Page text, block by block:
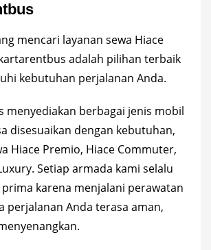
mencari layanan sewa Hiace
adalah pilihan terbaik
kebutuhan perjalanan Anda.
menyediakan berbagai jenis mobil
disesuaikan dengan kebutuhan,
Hiace Premio, Hiace Commuter,
Setiap armada kami selalu
karena menjalani perawatan
perjalanan Anda terasa aman,